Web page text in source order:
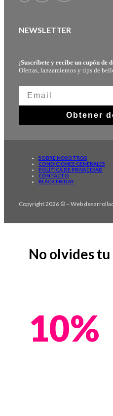
NEWSLETTER
¡Suscríbete y recibe un cupón de
Ofertas, lanzamientos y tips de
Obtener
SOBRE NOSOTROS
CONDICIONES GENERALES
POLÍTICA DE PRIVACIDAD
CONTACTO
BLACK FRIDAY
Copyright 2026 © – Web
No olvides tu
10%